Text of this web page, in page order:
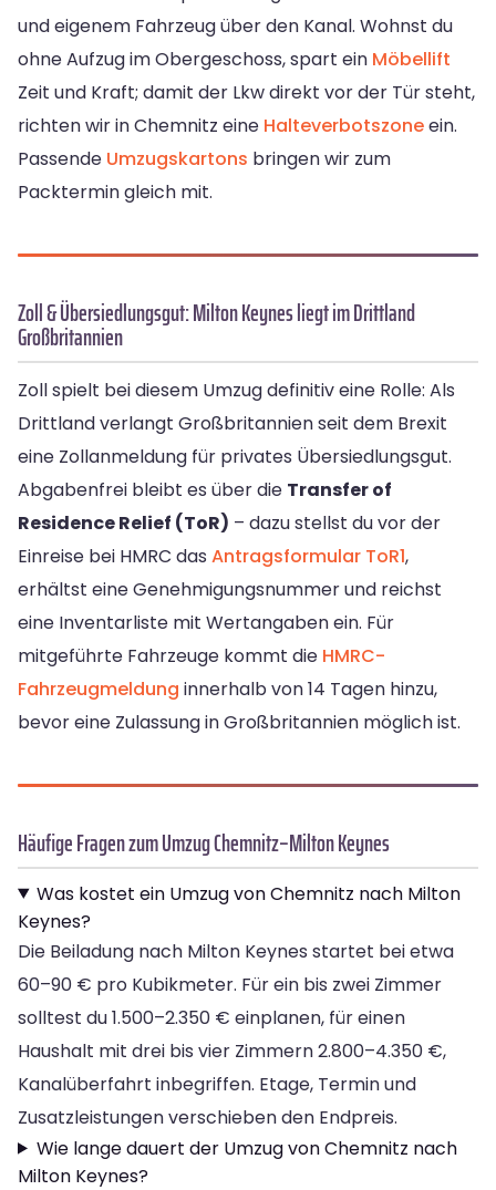
und eigenem Fahrzeug über den Kanal. Wohnst du
ohne Aufzug im Obergeschoss, spart ein Möbellift
Zeit und Kraft; damit der Lkw direkt vor der Tür steht,
richten wir in Chemnitz eine Halteverbotszoneein.
Passende Umzugskartons bringen wir zum
Packtermin gleich mit.
Zoll & Übersiedlungsgut: Milton Keynes liegt im Drittland
Großbritannien
Zoll spielt bei diesem Umzug definitiv eine Rolle: Als
Drittland verlangt Großbritannien seit dem Brexit
eine Zollanmeldung für privates Übersiedlungsgut.
Abgabenfrei bleibt es über die Transfer of
Residence Relief (ToR) – dazu stellst du vor der
Einreise bei HMRC das Antragsformular ToR1,
erhältst eine Genehmigungsnummer und reichst
eine Inventarliste mit Wertangaben ein. Für
mitgeführte Fahrzeuge kommt die HMRC-
Fahrzeugmeldung innerhalb von 14 Tagen hinzu,
bevor eine Zulassung in Großbritannien möglich ist.
Häufige Fragen zum Umzug Chemnitz–Milton Keynes
Was kostet ein Umzug von Chemnitz nach Milton
Keynes?
Die Beiladung nach Milton Keynes startet bei etwa
60–90 € pro Kubikmeter. Für ein bis zwei Zimmer
solltest du 1.500–2.350 € einplanen, für einen
Haushalt mit drei bis vier Zimmern 2.800–4.350 €,
Kanalüberfahrt inbegriffen. Etage, Termin und
Zusatzleistungen verschieben den Endpreis.
Wie lange dauert der Umzug von Chemnitz nach
Milton Keynes?